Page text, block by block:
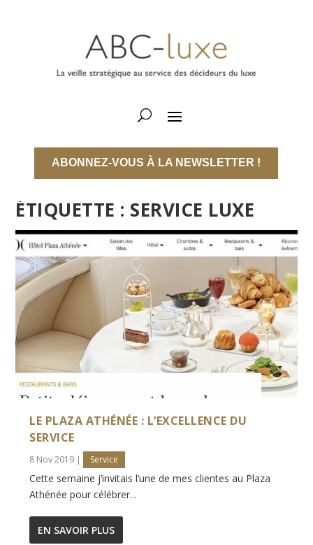
ABONNEZ-VOUS À LA NEWSLETTER !
ÉTIQUETTE : SERVICE LUXE
LE PLAZA ATHÉNÉE : L’EXCELLENCE DU
SERVICE
8 Nov 2019 | Service
Cette semaine j’invitais l’une de mes clientes au Plaza
Athénée pour célébrer...
EN SAVOIR PLUS